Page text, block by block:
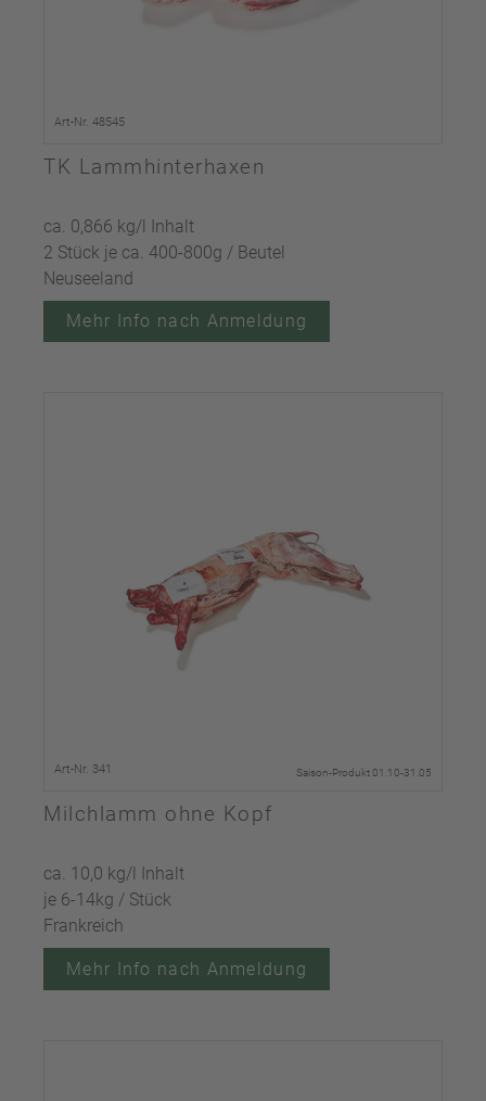
Art-Nr. 48545
TK Lammhinterhaxen
ca. 0,866 kg/l Inhalt
2 Stück je ca. 400-800g / Beutel
Neuseeland
Mehr Info nach Anmeldung
Art-Nr. 341 Saison-Produkt 01.10-31.05
Milchlamm ohne Kopf
ca. 10,0 kg/l Inhalt
je 6-14kg / Stück
Frankreich
Mehr Info nach Anmeldung